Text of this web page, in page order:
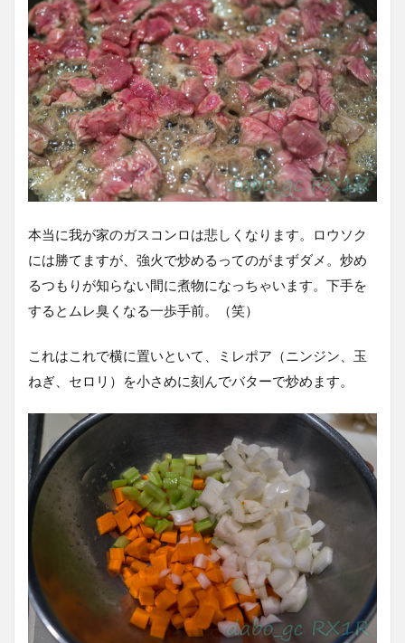
本当に我が家のガスコンロは悲しくなります。ロウソク
には勝てますが、強火で炒めるってのがまずダメ。炒め
るつもりが知らない間に煮物になっちゃいます。下手を
するとムレ臭くなる一歩手前。（笑）
これはこれで横に置いといて、ミレポア（ニンジン、玉
ねぎ、セロリ）を小さめに刻んでバターで炒めます。